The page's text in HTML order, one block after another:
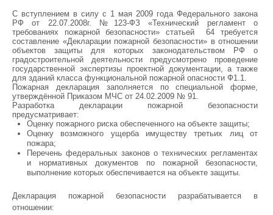
С вступлением в силу с 1 мая 2009 года Федерального закона
РФ от 22.07.2008г. №123-ФЗ «Технический регламент о
требованиях пожарной безопасности» статьей 64 требуется
составление «Декларации пожарной безопасности» в отношении
объектов защиты для которых законодательством РФ о
градостроительной деятельности предусмотрено проведение
государственной экспертизы проектной документации, а также
для зданий класса функциональной пожарной опасности Ф1.1.
Пожарная декларация заполняется по специальной форме,
утверждённой Приказом МЧС от 24.02.2009 № 91.
Разработка декларации пожарной безопасности
предусматривает:
Оценку пожарного риска обеспеченного на объекте защиты;
Оценку возможного ущерба имуществу третьих лиц от
пожара;
Перечень федеральных законов о технических регламентах
и нормативных документов по пожарной безопасности,
выполнение которых обеспечивается на объекте защиты.
Декларация пожарной безопасности разрабатывается в
отношении: